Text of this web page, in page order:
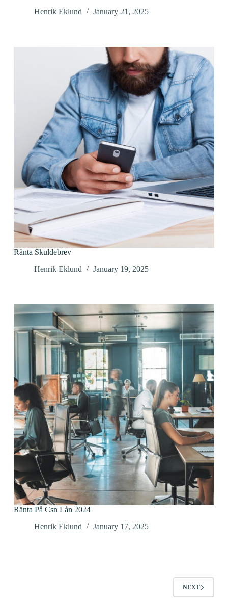
Henrik Eklund
January 21, 2025
Ränta Skuldebrev
Henrik Eklund
January 19, 2025
Ränta På Csn Lån 2024
Henrik Eklund
January 17, 2025
NEXT